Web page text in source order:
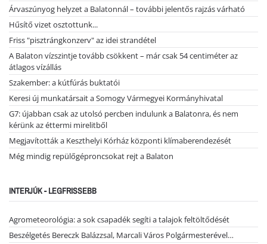
Árvaszúnyog helyzet a Balatonnál – további jelentős rajzás várható
Hűsítő vizet osztottunk...
Friss "pisztrángkonzerv" az idei strandétel
A Balaton vízszintje tovább csökkent – már csak 54 centiméter az
átlagos vízállás
Szakember: a kútfúrás buktatói
Keresi új munkatársait a Somogy Vármegyei Kormányhivatal
G7: újabban csak az utolsó percben indulunk a Balatonra, és nem
kérünk az éttermi mirelitből
Megjavították a Keszthelyi Kórház központi klímaberendezését
Még mindig repülőgéproncsokat rejt a Balaton
INTERJÚK - LEGFRISSEBB
Agrometeorológia: a sok csapadék segíti a talajok feltöltődését
Beszélgetés Bereczk Balázzsal, Marcali Város Polgármesterével…